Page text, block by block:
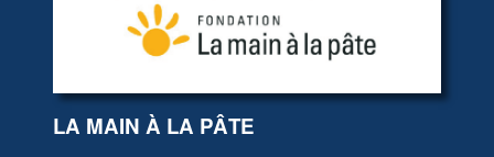
LA MAIN À LA PÂTE